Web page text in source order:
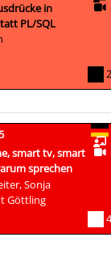
in
PL/SQL
2
smart tv, smart
sprechen
DB?
Sonja
Göttling
4